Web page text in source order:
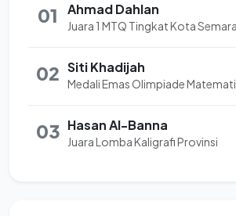
01 Ahmad Dahlan
Juara 1 MTQ Tingkat Kota
02 Siti Khadijah
Medali Emas Olimpiade
03 Hasan Al-Banna
Juara Lomba Kaligrafi Provinsi